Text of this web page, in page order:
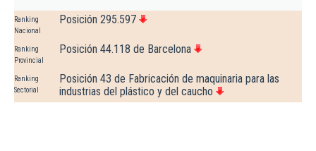
Ranking
Nacional
Posición 295.597
Ranking
Provincial
Posición 44.118 de Barcelona
Ranking
Sectorial
Posición 43 de Fabricación de maquinaria para las
industrias del plástico y del caucho